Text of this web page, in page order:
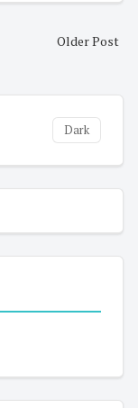
Older Post
Dark